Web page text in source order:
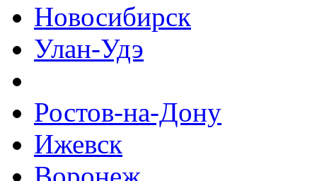
Новосибирск
Улан-Удэ
Ростов-на-Дону
Ижевск